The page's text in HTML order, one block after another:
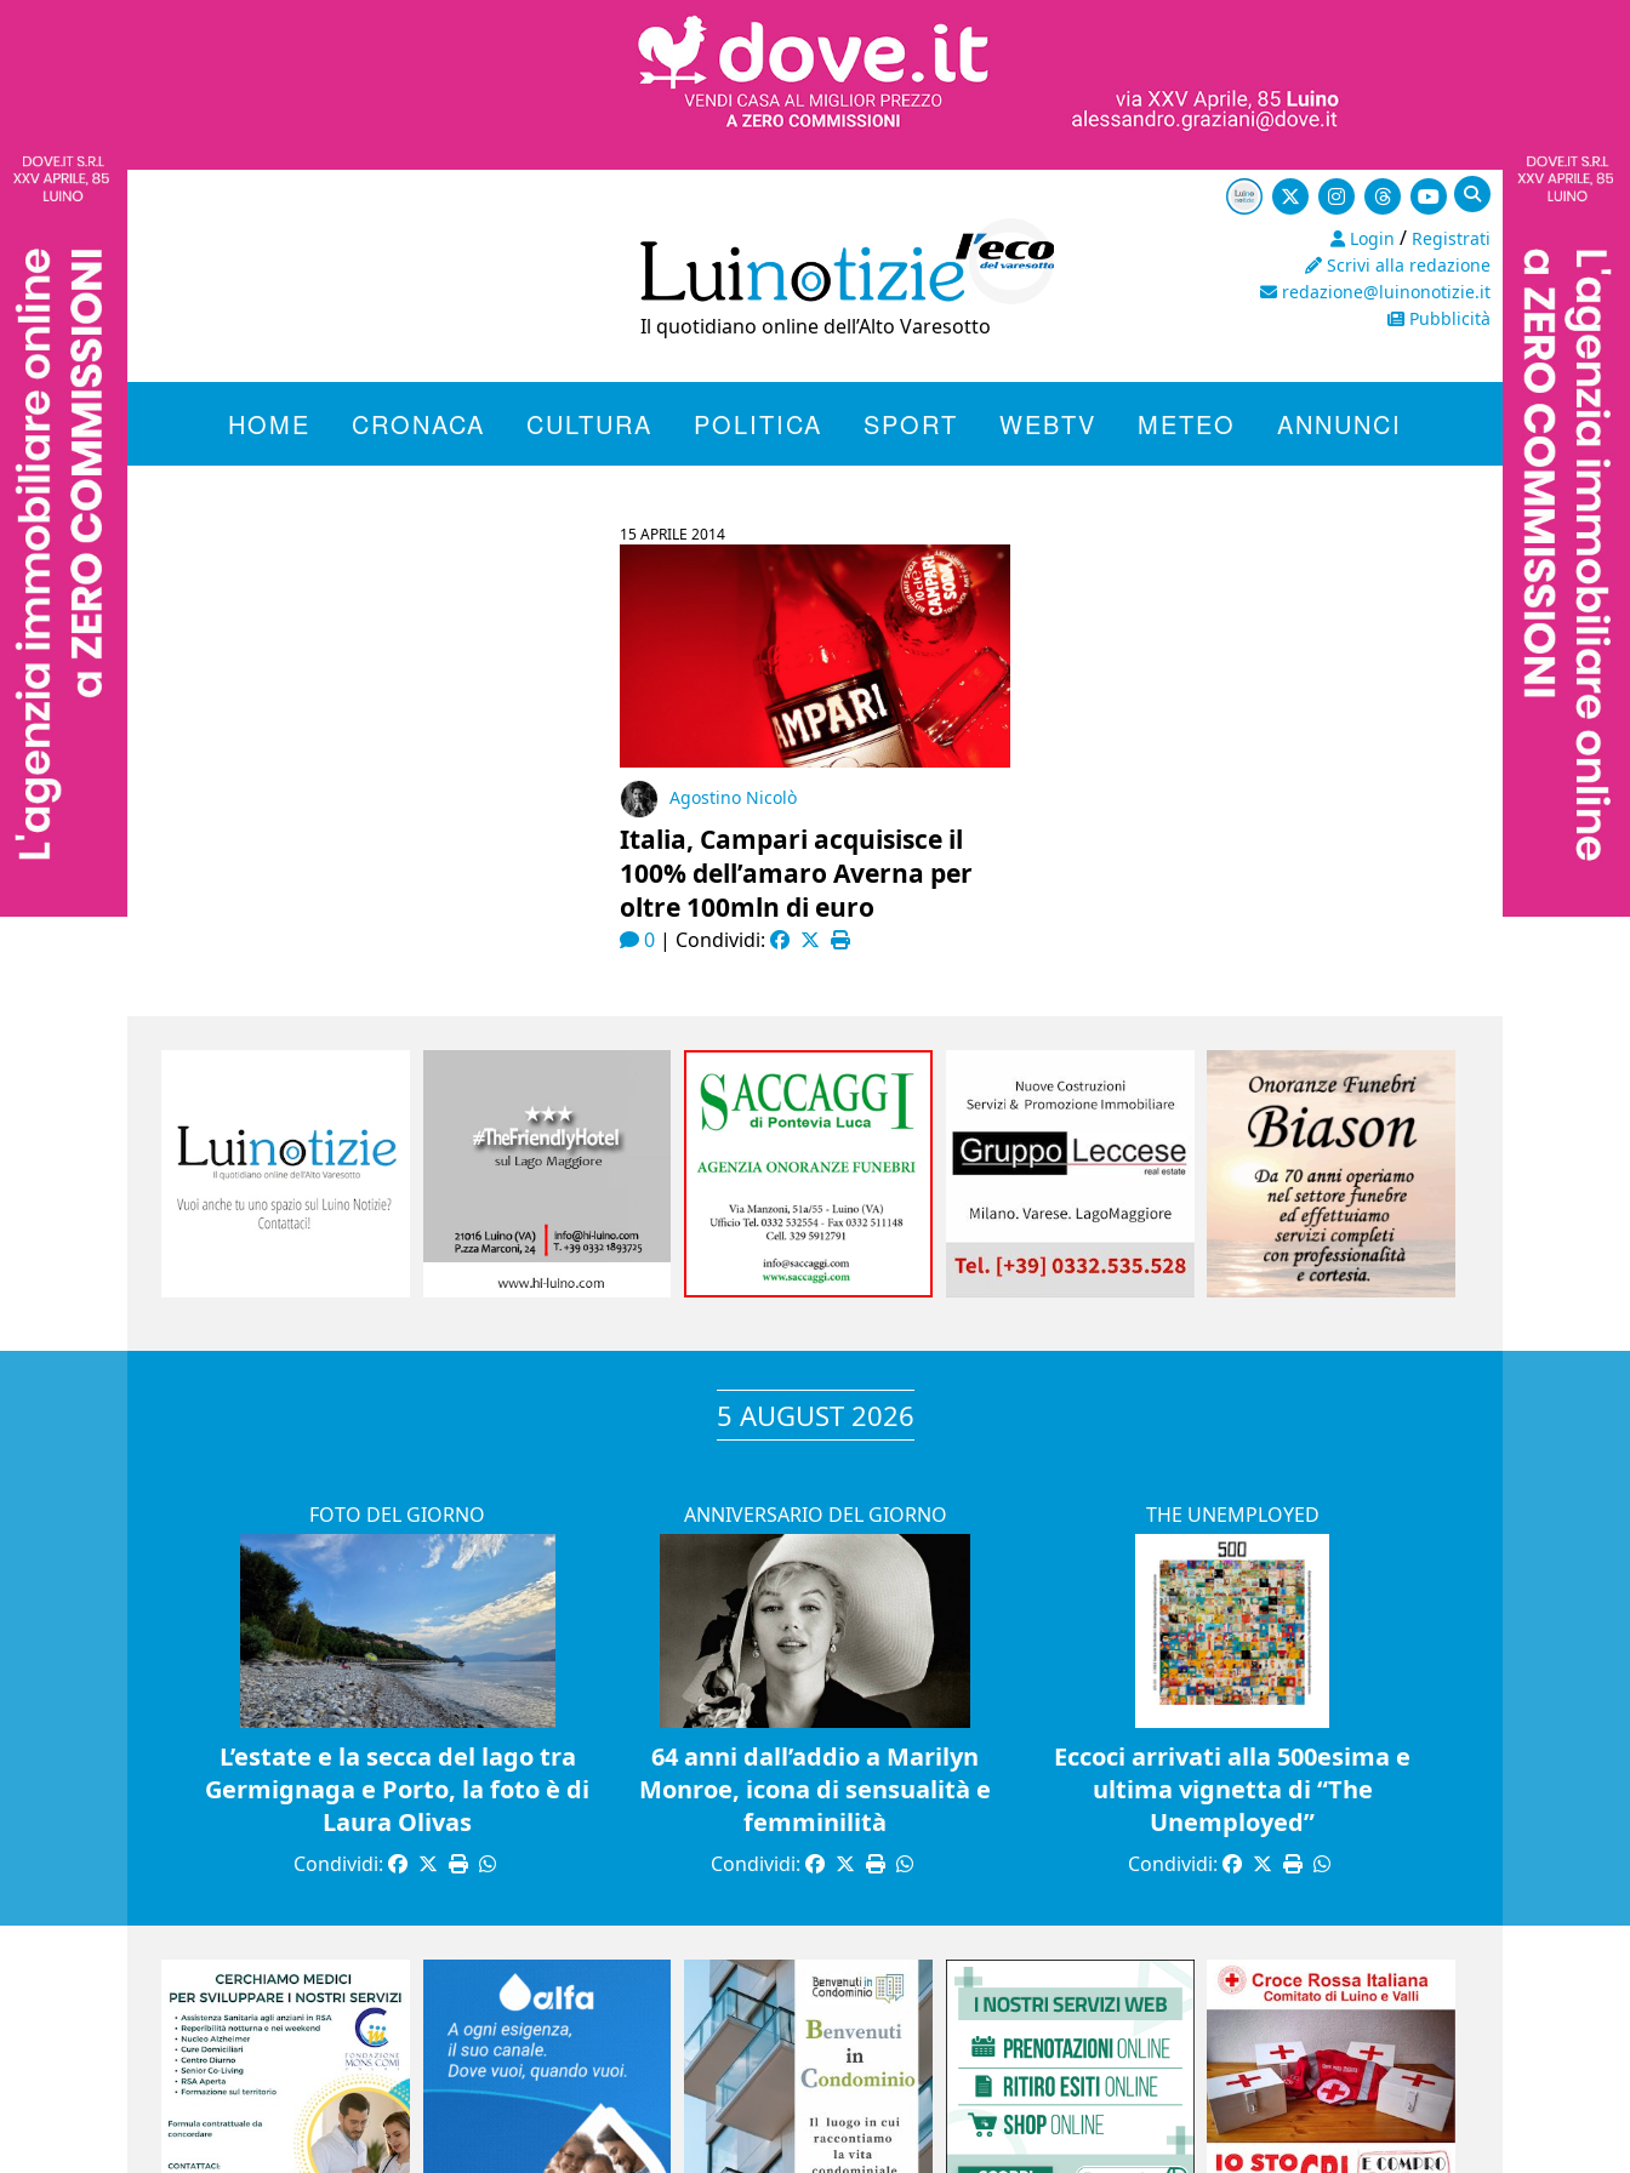
Il quotidiano online dell’Alto Varesotto
Login / Registrati
Scrivi alla redazione
redazione@luinonotizie.it
Pubblicità
HOME CRONACA CULTURA POLITICA SPORT WEBTV METEO ANNUNCI
15 APRILE 2014
Agostino Nicolò
Italia, Campari acquisisce il
100% dell’amaro Averna per
oltre 100mln di euro
0 | Condividi:
5 AUGUST 2026
FOTO DEL GIORNO
L’estate e la secca del lago tra
Germignaga e Porto, la foto è di
Laura Olivas
Condividi:
ANNIVERSARIO DEL GIORNO
64 anni dall’addio a Marilyn
Monroe, icona di sensualità e
femminilità
Condividi:
THE UNEMPLOYED
Eccoci arrivati alla 500esima e
ultima vignetta di “The
Unemployed”
Condividi: